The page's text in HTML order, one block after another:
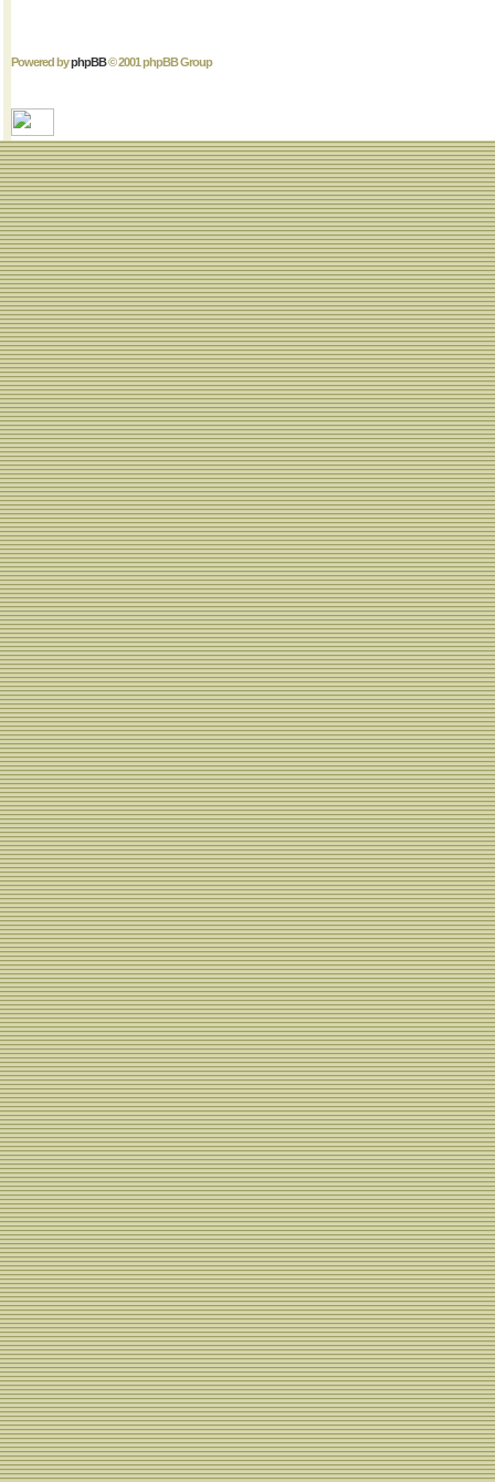
Powered byphpBB© 2001 phpBB Group